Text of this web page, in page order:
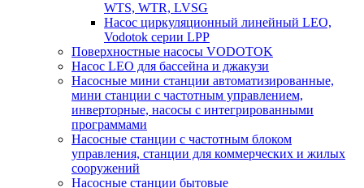
WTS, WTR, LVSG
Насос циркуляционный линейный LEO,
Vodotok серии LPP
Поверхностные насосы VODOTOK
Насос LEO для бассейна и джакузи
Насосные мини станции автоматизированные,
мини станции с частотным управлением,
инверторные, насосы с интегрированными
программами
Насосные станции с частотным блоком
управления, станции для коммерческих и жилых
сооружений
Насосные станции бытовые